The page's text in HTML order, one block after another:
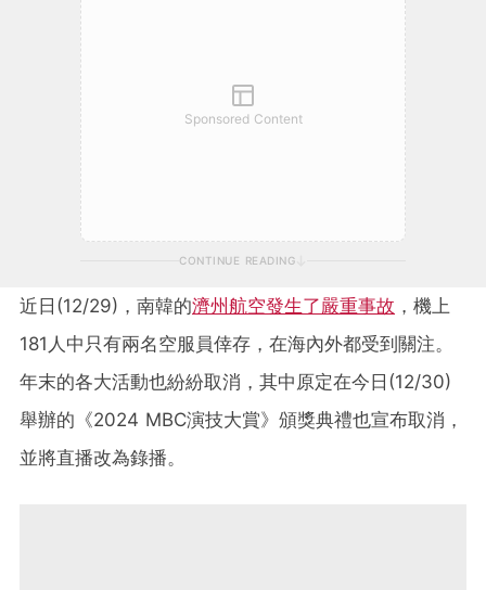
Sponsored Content
CONTINUE READING
近日(12/29)，南韓的濟州航空發生了嚴重事故 ，機上
181人中只有兩名空服員倖存，在海內外都受到關注。
年末的各大活動也紛紛取消，其中原定在今日(12/30)
舉辦的《2024 MBC演技大賞》頒獎典禮也宣布取消，
並將直播改為錄播。